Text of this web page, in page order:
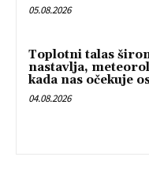
05.08.2026
Toplotni talas
nastavlja,
kada nas očekuje
04.08.2026